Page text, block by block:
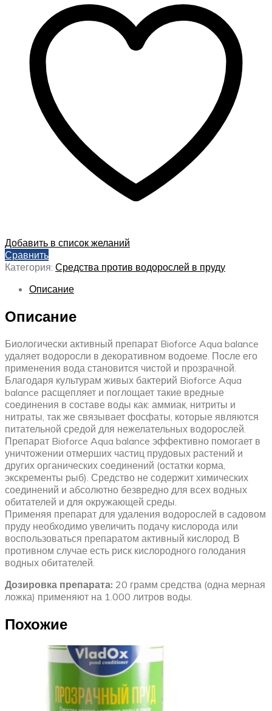
Добавить в список желаний
Сравнить
Категория: Средства против водорослей в пруду
Описание
Описание
Биологически активный препарат Bioforce Aqua balance
удаляет водоросли в декоративном водоеме. После его
применения вода становится чистой и прозрачной.
Благодаря культурам живых бактерий Bioforce Aqua
balance расщепляет и поглощает такие вредные
соединения в составе воды как: аммиак, нитриты и
нитраты, так же связывает фосфаты, которые являются
питательной средой для нежелательных водорослей.
Препарат Bioforce Aqua balance эффективно помогает в
уничтожении отмерших частиц прудовых растений и
других органических соединений (остатки корма,
экскременты рыб). Средство не содержит химических
соединений и абсолютно безвредно для всех водных
обитателей и для окружающей среды.
Применяя препарат для удаления водорослей в садовом
пруду необходимо увеличить подачу кислорода или
воспользоваться препаратом активный кислород. В
противном случае есть риск кислородного голодания
водных обитателей.
Дозировка препарата: 20 грамм средства (одна мерная
ложка) применяют на 1.000 литров воды.
Похожие